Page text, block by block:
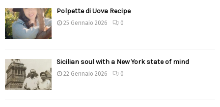
Polpette di Uova Recipe
25 Gennaio 2026 0
Sicilian soul with a New York state of mind
22 Gennaio 2026 0